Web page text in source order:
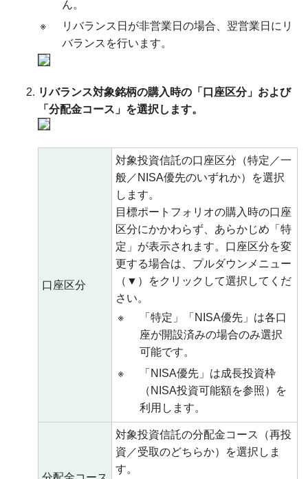
ん。
※
リバランス日が非営業日の場合、翌営業日にリ
バランスを行います。
リバランス対象銘柄の購入時の「口座区分」および
「分配金コース」を選択します。
口座区分
対象投資信託の口座区分（特定／一
般／NISA優先のいずれか）を選択
します。
目標ポートフォリオの購入時の口座
区分にかかわらず、あらかじめ「特
定」が表示されます。口座区分を変
更する場合は、プルダウンメニュー
（▼）をクリックして選択してくだ
さい。
※
「特定」「NISA優先」は各口
座が開設済みの場合のみ選択
可能です。
※
「NISA優先」は成長投資枠
（NISA投資可能額を参照）を
利用します。
対象投資信託の分配金コース（再投
資／受取のどちらか）を選択しま
す。